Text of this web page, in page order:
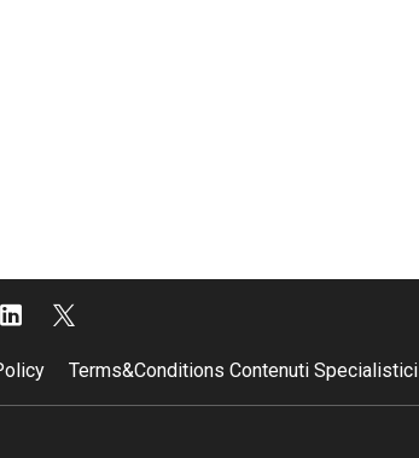
Terms&Conditions Contenuti Specialistici